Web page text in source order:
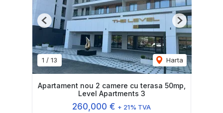
1 / 13 Harta
Previous Next
Apartament nou 2 camere cu terasa 50mp,
Level Apartments 3
260,000 € + 21% TVA